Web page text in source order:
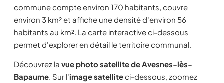
commune compte environ 170 habitants, couvre
environ 3 km² et affiche une densité d'environ 56
habitants au km². La carte interactive ci-dessous
permet d'explorer en détail le territoire communal.
Découvrez la vue photo satellite de Avesnes-lès-
Bapaume. Sur l'image satelliteci-dessous, zoomez